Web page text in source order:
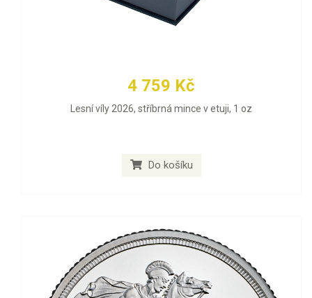
4 759 Kč
Lesní víly 2026, stříbrná mince v etuji, 1 oz
Do košíku